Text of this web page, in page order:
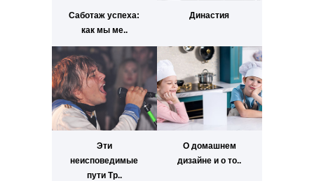
Саботаж успеха:
как мы ме..
Династия
Эти
неисповедимые
пути Тр..
О домашнем
дизайне и о то..